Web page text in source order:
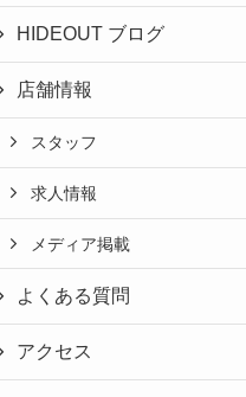
HIDEOUT ブログ
店舗情報
スタッフ
求人情報
メディア掲載
よくある質問
アクセス